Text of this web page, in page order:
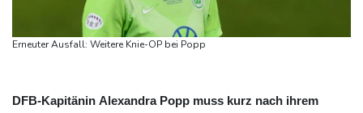
Erneuter Ausfall: Weitere Knie-OP bei Popp
DFB-Kapitänin Alexandra Popp muss kurz nach ihrem